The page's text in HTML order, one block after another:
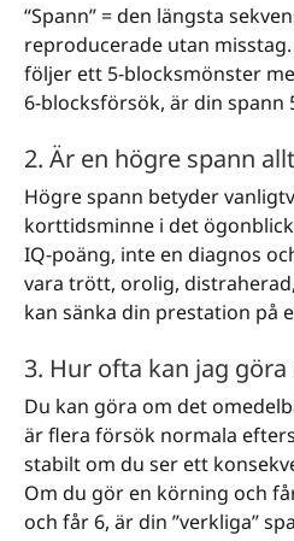
“Spann” = den längsta
reproducerade utan
följer ett 5-blocksmönster
6-blocksförsök, är din spann
2. Är en högre spann
Högre spann betyder
korttidsminne i det
IQ-poäng, inte en diagnos
vara trött, orolig,
kan sänka din prestation på
3. Hur ofta kan jag göra
Du kan göra om det
är flera försök normala
stabilt om du ser ett
Om du gör en körning och
och får 6, är din ”verkliga”